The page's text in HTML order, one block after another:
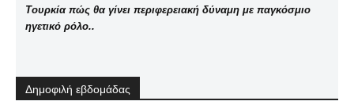
Τουρκία πώς θα γίνει περιφερειακή δύναμη με παγκόσμιο
ηγετικό ρόλο..
Δημοφιλή εβδομάδας